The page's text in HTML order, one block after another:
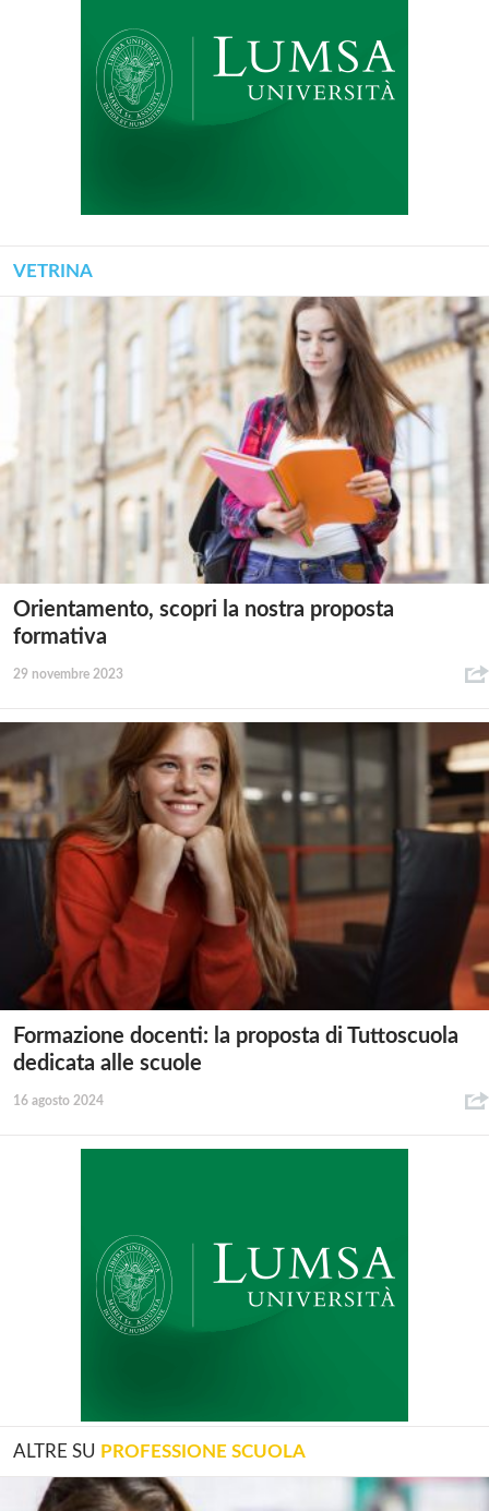
VETRINA
Orientamento, scopri la nostra proposta
formativa
29 novembre 2023
Formazione docenti: la proposta di Tuttoscuola
dedicata alle scuole
16 agosto 2024
ALTRE SU PROFESSIONE SCUOLA